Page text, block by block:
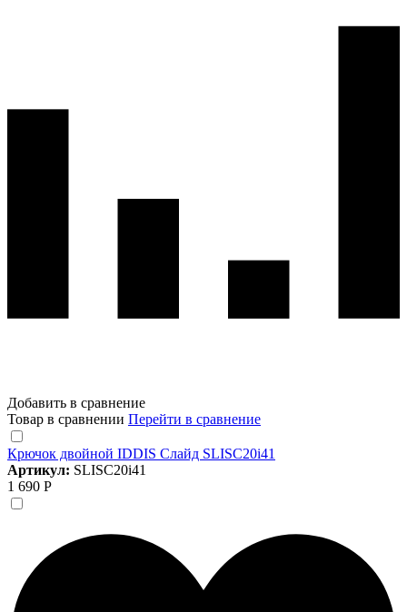
Добавить в сравнение
Товар в сравнении Перейти в сравнение
Крючок двойной IDDIS Слайд SLISC20i41
Артикул: SLISC20i41
1 690 Р